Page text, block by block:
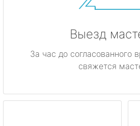
Выезд
За час до согласованного
свяжется